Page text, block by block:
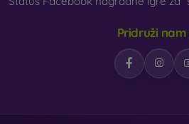
Pridruži nam